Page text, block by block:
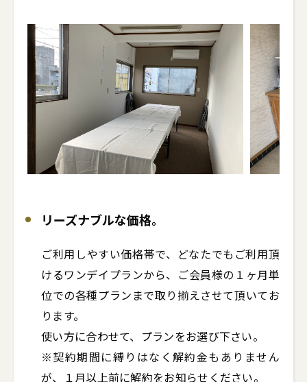
リーズナブルな価格。
ご利用しやすい価格帯で、どなたでもご利用頂
けるワンデイプランから、ご会員様の１ヶ月単
位での各種プランまで取り揃えさせて頂いてお
ります。
使い方に合わせて、プランをお選び下さい。
※契約期間に縛りはなく解約金もありません
が、１月以上前に解約をお知らせください。